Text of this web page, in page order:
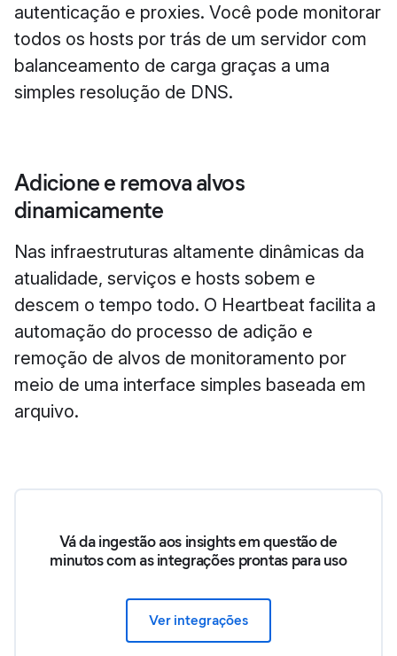
autenticação e proxies. Você pode monitorar
todos os hosts por trás de um servidor com
balanceamento de carga graças a uma
simples resolução de DNS.
Adicione e remova alvos
dinamicamente
Nas infraestruturas altamente dinâmicas da
atualidade, serviços e hosts sobem e
descem o tempo todo. O Heartbeat facilita a
automação do processo de adição e
remoção de alvos de monitoramento por
meio de uma interface simples baseada em
arquivo.
Vá da ingestão aos insights em questão de
minutos com as integrações prontas para uso
Ver integrações